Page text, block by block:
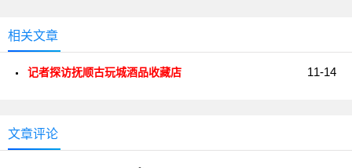
相关文章
11-14
记者探访抚顺古玩城酒品收藏店
文章评论